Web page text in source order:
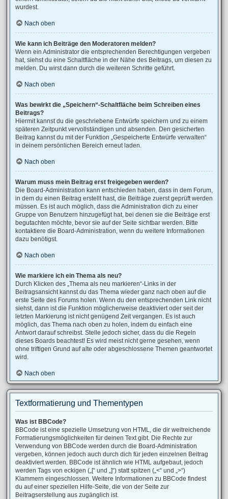
wurdest.
Nach oben
Wie kann ich Beiträge den Moderatoren melden?
Wenn ein Administrator die entsprechenden Berechtigungen vergeben
hat, siehst du eine Schaltfläche in der Nähe des Beitrags, um diesen zu
melden. Du wirst dann durch die weiteren Schritte geführt.
Nach oben
Was bewirkt die „Speichern“-Schaltfläche beim Schreiben eines
Beitrags?
Hiermit kannst du die geschriebene Entwürfe speichern und zu einem
späteren Zeitpunkt vervollständigen und absenden. Den gesicherten
Beitrag kannst du mit der Funktion „Gespeicherte Entwürfe verwalten“
in deinem persönlichen Bereich erneut laden.
Nach oben
Warum muss mein Beitrag erst freigegeben werden?
Die Board-Administration kann entschieden haben, dass in dem Forum,
in dem du einen Beitrag erstellt hast, die Beiträge zuerst geprüft werden
müssen. Es ist auch möglich, dass die Administration dich zu einer
Gruppe von Benutzern hinzugefügt hat, bei denen sie die Beiträge erst
begutachten möchte, bevor sie auf der Seite sichtbar werden. Bitte
kontaktiere die Board-Administration, wenn du weitere Informationen
dazu benötigst.
Nach oben
Wie markiere ich ein Thema als neu?
Durch Klicken des „Thema als neu markieren“-Links in der
Beitragsansicht kannst du das Thema wieder ganz nach oben auf die
erste Seite des Forums holen. Wenn du den entsprechenden Link nicht
siehst, dann ist die Funktion möglicherweise deaktiviert oder seit der
letzten Markierung ist nicht genügend Zeit vergangen. Es ist auch
möglich, das Thema nach oben zu holen, indem du einfach eine
Antwort darauf schreibst. Stelle jedoch sicher, dass du die Regeln
dieses Boards beachtest! Es wird meist nicht gerne gesehen, wenn
ohne triftigen Grund auf alte oder abgeschlossene Themen geantwortet
wird.
Nach oben
Textformatierung und Thementypen
Was ist BBCode?
BBCode ist eine spezielle Umsetzung von HTML, die dir weitreichende
Formatierungsmöglichkeiten für deinen Text gibt. Die Rechte zur
Verwendung von BBCode werden durch die Board-Administration
vergeben, können jedoch auch durch dich für jeden einzelnen Beitrag
deaktiviert werden. BBCode ist ähnlich wie HTML aufgebaut, jedoch
werden Tags von eckigen („[“ und „]“) statt spitzen („<“ und „>“)
Klammern eingeschlossen. Weitere Informationen zu BBCode findest
du auf einer speziellen Hilfe-Seite, die von der Seite zur
Beitragserstellung aus zugänglich ist.